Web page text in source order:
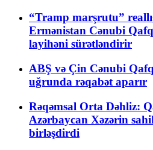
“Tramp marşrutu”
Ermənistan Cənubi
layihəni sürətləndirir
ABŞ və Çin Cənubi
uğrunda rəqabət aparır
Rəqəmsal Orta Dəhliz:
Azərbaycan Xəzərin
birləşdirdi